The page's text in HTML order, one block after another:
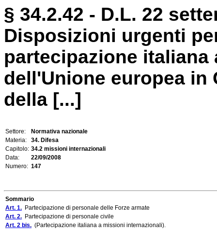
§ 34.2.42 - D.L. 22
Disposizioni urgenti
partecipazione
dell'Unione europea in
della [...]
Settore:
Normativa nazionale
Materia:
34. Difesa
Capitolo: 34.2 missioni internazionali
Data:
22/09/2008
Numero: 147
Sommario
Art. 1. Partecipazione di personale delle Forze armate
Art. 2. Partecipazione di personale civile
Art. 2 bis. (Partecipazione italiana a missioni internazionali).